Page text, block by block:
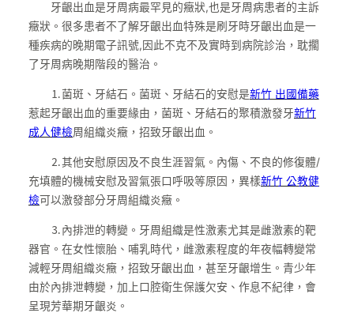
牙齦出血是牙周病最罕見的癥狀,也是牙周病患者的主訴
癥狀。很多患者不了解牙齦出血特殊是刷牙時牙齦出血是一
種疾病的晚期電子訊號,因此不克不及實時到病院診治，耽擱
了牙周病晚期階段的醫治。
⒈菌斑、牙結石。菌斑、牙結石的安慰是新竹 出國備藥
惹起牙齦出血的重要緣由，菌斑、牙結石的聚積激發牙新竹
成人健檢周組織炎癥，招致牙齦出血。
⒉其他安慰原因及不良生涯習氣。內傷、不良的修復體/
充填體的機械安慰及習氣張口呼吸等原因，異樣新竹 公教健
檢可以激發部分牙周組織炎癥。
⒊內排泄的轉變。牙周組織是性激素尤其是雌激素的靶
器官。在女性懷胎、哺乳時代，雌激素程度的年夜幅轉變常
減輕牙周組織炎癥，招致牙齦出血，甚至牙齦增生。青少年
由於內排泄轉變，加上口腔衛生保護欠安、作息不紀律，會
呈現芳華期牙齦炎。